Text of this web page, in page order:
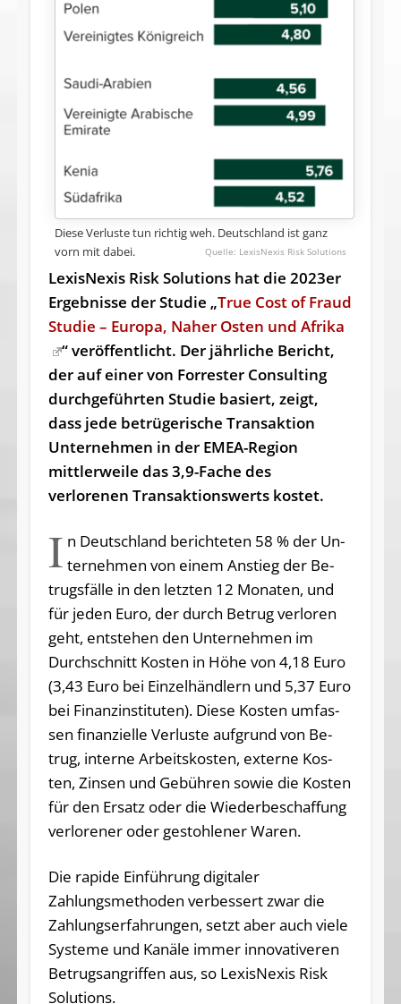
Diese Verluste tun richtig weh. Deutschland ist ganz
vorn mit dabei.
LexisNexis Risk Solutions
LexisNexis Risk Solutions hat die 2023er
Ergebnisse der Studie „True Cost of Fraud
Studie – Europa, Naher Osten und Afrika
“ veröffentlicht. Der jährliche Bericht,
der auf einer von Forrester Consulting
durchgeführten Studie basiert, zeigt,
dass jede betrügerische Transaktion
Unternehmen in der EMEA-Region
mittlerweile das 3,9-Fache des
verlorenen Transaktionswerts kostet.
I n Deutschland be­rich­te­ten 58 % der Un­
ter­neh­men von ei­nem An­stieg der Be­
trugs­fäl­le in den letz­ten 12 Mo­na­ten, und
für je­den Eu­ro, der durch Be­trug ver­lo­ren
geht, ent­ste­hen den Un­ter­neh­men im
Durch­schnitt Kos­ten in Hö­he von 4,18 Eu­ro
(3,43 Eu­ro bei Ein­zel­händ­lern und 5,37 Eu­ro
bei Fi­nanz­in­sti­tu­ten). Die­se Kos­ten um­fas­
sen fi­nan­zi­el­le Ver­lus­te auf­grund von Be­
trug, in­ter­ne Ar­beits­kos­ten, ex­ter­ne Kos­
ten, Zin­sen und Ge­büh­ren so­wie die Kos­ten
für den Er­satz oder die Wie­der­be­schaf­fung
ver­lo­re­ner oder ge­stoh­le­ner Waren.
Die rapide Einführung digitaler
Zahlungsmethoden verbessert zwar die
Zahlungserfahrungen, setzt aber auch viele
Systeme und Kanäle immer innovativeren
Betrugsangriffen aus, so LexisNexis Risk
Solutions.